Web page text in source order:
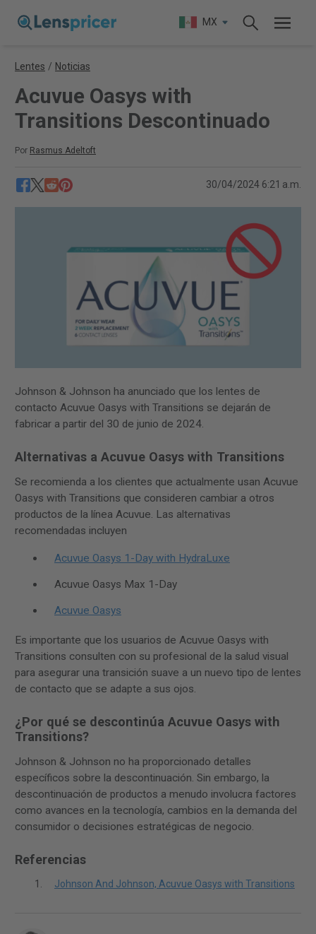
MX
Lentes / Noticias
Acuvue Oasys with
Transitions Descontinuado
Por Rasmus Adeltoft
30/04/2024 6:21 a.m.
Johnson & Johnson ha anunciado que los lentes de
contacto Acuvue Oasys with Transitions se dejarán de
fabricar a partir del 30 de junio de 2024.
Alternativas a Acuvue Oasys with Transitions
Se recomienda a los clientes que actualmente usan Acuvue
Oasys with Transitions que consideren cambiar a otros
productos de la línea Acuvue. Las alternativas
recomendadas incluyen
Acuvue Oasys 1-Day with HydraLuxe
Acuvue Oasys Max 1-Day
Acuvue Oasys
Es importante que los usuarios de Acuvue Oasys with
Transitions consulten con su profesional de la salud visual
para asegurar una transición suave a un nuevo tipo de lentes
de contacto que se adapte a sus ojos.
¿Por qué se descontinúa Acuvue Oasys with
Transitions?
Johnson & Johnson no ha proporcionado detalles
específicos sobre la descontinuación. Sin embargo, la
descontinuación de productos a menudo involucra factores
como avances en la tecnología, cambios en la demanda del
consumidor o decisiones estratégicas de negocio.
Referencias
Johnson And Johnson, Acuvue Oasys with Transitions